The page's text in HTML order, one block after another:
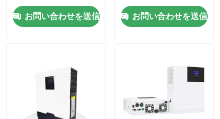
お問い合わせ
すべての場合
リチウム イオンライフポ4電池
ンバーター 3相
お問い合わせを送信
ンバーター
お問い合わせを送信